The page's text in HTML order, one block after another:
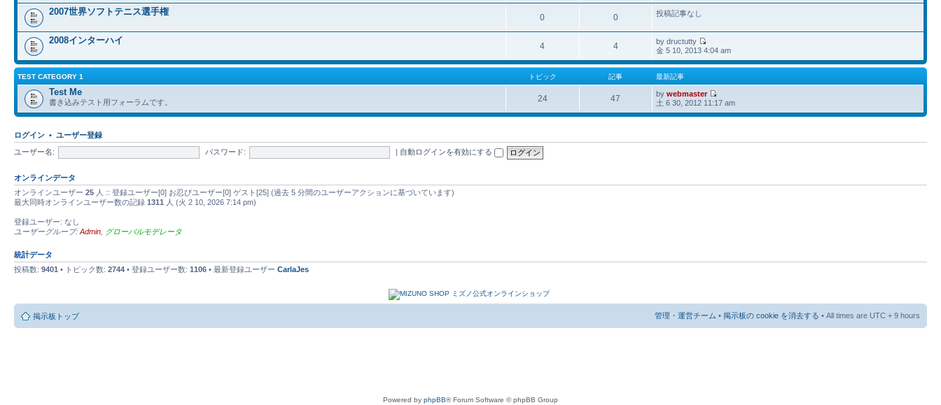
2007世界ソフトテニス選手権
0 0 投稿記事なし
2008インターハイ
4 4
by dructutty
金 5 10, 2013 4:04 am
TEST CATEGORY 1 トピック 記事 最新記事
Test Me
書き込みテスト用フォーラムです。 24 47 bywebmaster
土 6 30, 2012 11:17 am
ログイン • ユーザー登録
ユーザー名: パスワード: | 自動ログインを有効にする
オンラインデータ
オンラインユーザー 25 人 :: 登録ユーザー[0] お忍びユーザー[0] ゲスト[25] (過去 5 分間のユーザーアクションに基づいています)
最大同時オンラインユーザー数の記録 1311 人 (火 2 10, 2026 7:14 pm)
登録ユーザー: なし
ユーザーグループ: Admin グローバルモデレータ
統計データ
投稿数: 9401 • トピック数: 2744 • 登録ユーザー数: 1106 • 最新登録ユーザー CarlaJes
掲示板トップ 管理・運営チーム • 掲示板の cookie を消去する • All times are UTC + 9 hours
Powered by phpBB® Forum Software © phpBB Group